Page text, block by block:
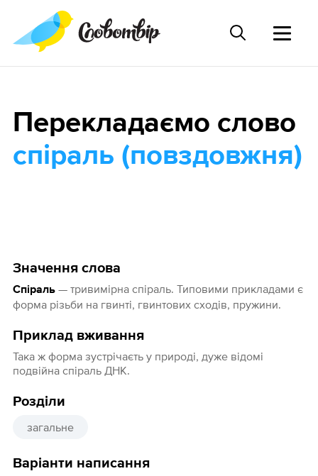
Значення слова
Спіраль— тривимірна спіраль. Типовими прикладами є
форма різьби на гвинті, гвинтових сходів, пружини.
Приклад вживання
Така ж форма зустрічаєть у природі, дуже відомі
подвійна спіраль ДНК.
Розділи
загальне
Варіанти написання
Перекладаємо слово
спіраль (повздовжня)